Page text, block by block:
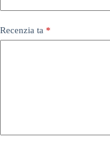
Recenzia ta *